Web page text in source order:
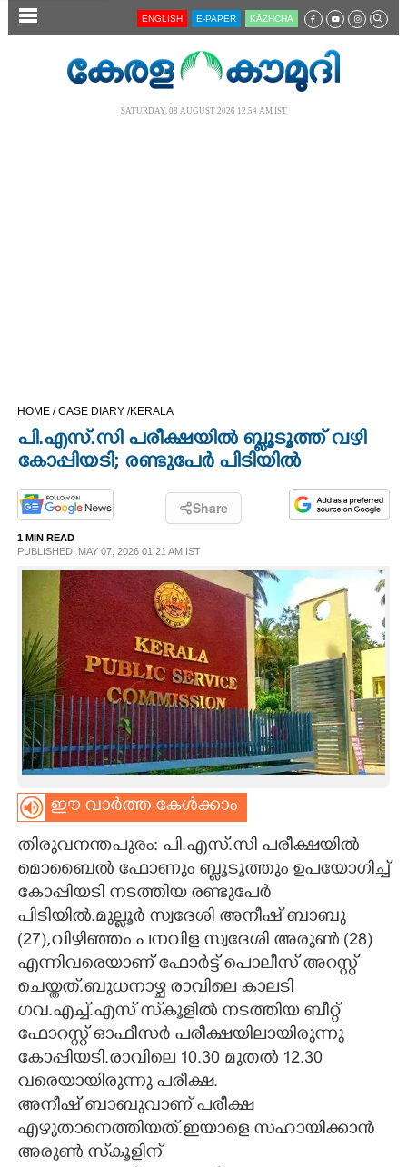
SECTIONS
LIFESTYLE
SPIRITUAL
INFO+
ART
ASTRO
CARTOONS
LITERATURE
ZOOM
CONTACT US
ENGLISH E-PAPER KĀZHCHA
SATURDAY, 08 AUGUST 2026 12.54 AM IST
HOME /CASE DIARY /KERALA
പി.എസ്.സി പരീക്ഷയിൽ ബ്ലൂടൂത്ത് വഴി
കോപ്പിയടി; രണ്ടുപേർ പിടിയിൽ
Share
1 MIN READ
PUBLISHED: MAY 07, 2026 01:21 AM IST
ഈ വാർത്ത കേൾക്കാം
തിരുവനന്തപുരം: പി.എസ്.സി പരീക്ഷയിൽ
മൊബൈൽ ഫോണും ബ്ലൂടൂത്തും ഉപയോഗിച്ച്
കോപ്പിയടി നടത്തിയ രണ്ടുപേർ
പിടിയിൽ.മുല്ലൂർ സ്വദേശി അനീഷ് ബാബു
(27),വിഴിഞ്ഞം പനവിള സ്വദേശി അരുൺ (28)
എന്നിവരെയാണ് ഫോർട്ട് പൊലീസ് അറസ്റ്റ്
ചെയ്തത്.ബുധനാഴ്ച രാവിലെ കാലടി
ഗവ.എച്ച്.എസ് സ്‌കൂളിൽ നടത്തിയ ബീറ്റ്
ഫോറസ്റ്റ് ഓഫീസർ പരീക്ഷയിലായിരുന്നു
കോപ്പിയടി.രാവിലെ 10.30 മുതൽ 12.30
വരെയായിരുന്നു പരീക്ഷ.
അനീഷ് ബാബുവാണ് പരീക്ഷ
എഴുതാനെത്തിയത്.ഇയാളെ സഹായിക്കാൻ
അരുൺ സ്‌കൂളിന്